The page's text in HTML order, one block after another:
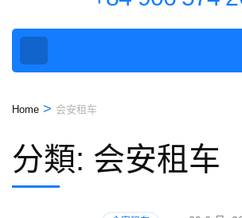
Home > 会安租车
分類: 会安租车